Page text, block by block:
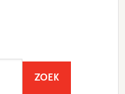
ZOEKSEARCH